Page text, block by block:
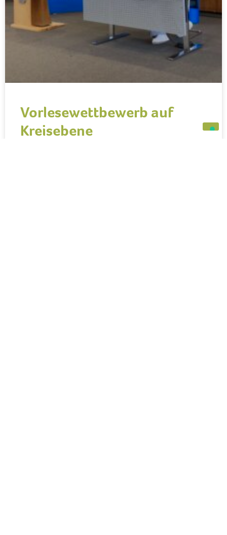
Vorlesewettbewerb auf
Kreisebene